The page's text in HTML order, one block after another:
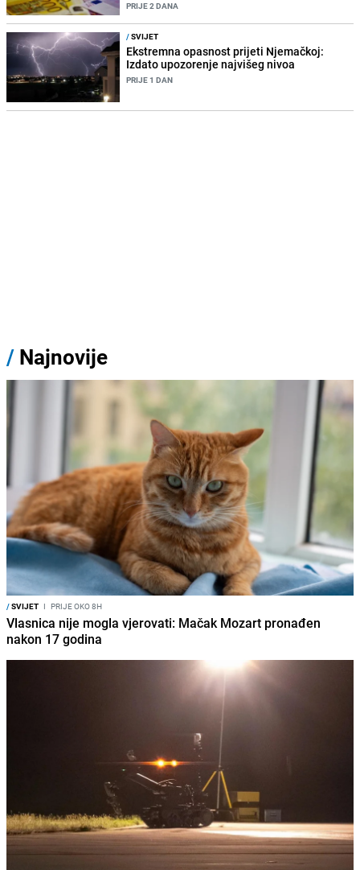
PRIJE 2 DANA
/SVIJET
Ekstremna opasnost prijeti Njemačkoj:
Izdato upozorenje najvišeg nivoa
PRIJE 1 DAN
/ Najnovije
/SVIJET I PRIJE OKO 8H
Vlasnica nije mogla vjerovati: Mačak Mozart pronađen
nakon 17 godina